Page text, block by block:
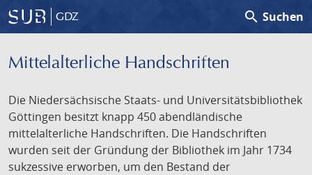
GDZ search Suchen
Mittelalterliche Handschriften
Die Niedersächsische Staats- und Universitätsbibliothek
Göttingen besitzt knapp 450 abendländische
mittelalterliche Handschriften. Die Handschriften
wurden seit der Gründung der Bibliothek im Jahr 1734
sukzessive erworben, um den Bestand der